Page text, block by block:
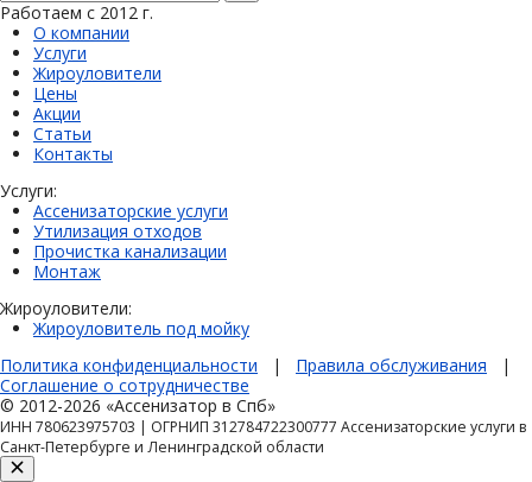
Работаем с 2012 г.
О компании
Услуги
Жироуловители
Цены
Акции
Статьи
Контакты
Услуги:
Ассенизаторские услуги
Утилизация отходов
Прочистка канализации
Монтаж
Жироуловители:
Жироуловитель под мойку
Политика конфиденциальности | Правила обслуживания |
Соглашение о сотрудничестве
© 2012-2026 «Ассенизатор в Спб»
ИНН 780623975703 | ОГРНИП 312784722300777 Ассенизаторские услуги в
Санкт-Петербурге и Ленинградской области